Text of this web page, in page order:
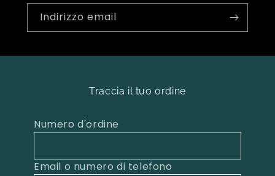
Indirizzo email
Traccia il tuo ordine
Numero d'ordine
Email o numero di telefono